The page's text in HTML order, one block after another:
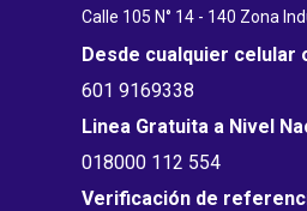
Calle 105 N° 14 - 140 Zona
Desde cualquier celular
601 9169338
Linea Gratuita a Nivel
018000 112 554
Verificación de